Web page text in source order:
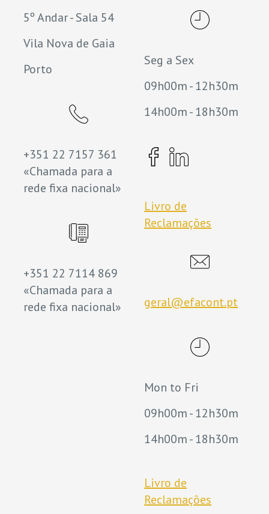
5º Andar - Sala 54
Vila Nova de Gaia
Porto
+351 22 7157 361
«Chamada para a
rede fixa nacional»
+351 22 7114 869
«Chamada para a
rede fixa nacional»
Seg a Sex
09h00m - 12h30m
14h00m - 18h30m
Livro de
Reclamações
geral@efacont.pt
Mon to Fri
09h00m - 12h30m
14h00m - 18h30m
Livro de
Reclamações